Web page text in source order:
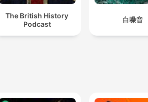
The British History
Podcast
白噪音